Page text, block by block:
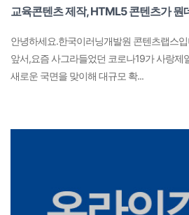
안녕하세요.한국이러닝개발원 콘텐츠랩스
앞서,요즘 사그라들었던 코로나19가 사랑제
새로운 국면을 맞이해 대규모 확...